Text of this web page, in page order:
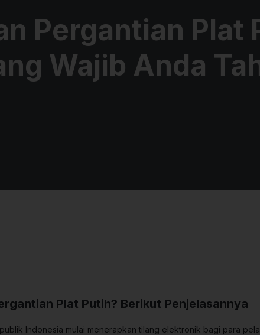
Pergantian Plat
Wajib Anda
Plat Putih? Berikut Penjelasannya
Indonesia mulai menerapkan tilang elektronik bagi para